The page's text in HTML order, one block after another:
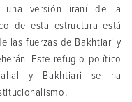
una versión iraní de la
de esta estructura está
las fuerzas de Bakhtiari y
Este refugio político
y Bakhtiari se ha